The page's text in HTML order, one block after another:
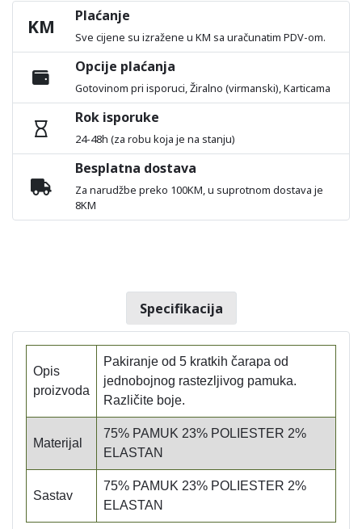
KM Plaćanje
Sve cijene su izražene u KM sa uračunatim PDV-om.
Opcije plaćanja
Gotovinom pri isporuci, Žiralno (virmanski), Karticama
Rok isporuke
24-48h (za robu koja je na stanju)
Besplatna dostava
Za narudžbe preko 100KM, u suprotnom dostava je
8KM
Specifikacija
Opis
proizvoda
Pakiranje od 5 kratkih čarapa od
jednobojnog rastezljivog pamuka.
Različite boje.
Materijal
75% PAMUK 23% POLIESTER 2%
ELASTAN
Sastav
75% PAMUK 23% POLIESTER 2%
ELASTAN